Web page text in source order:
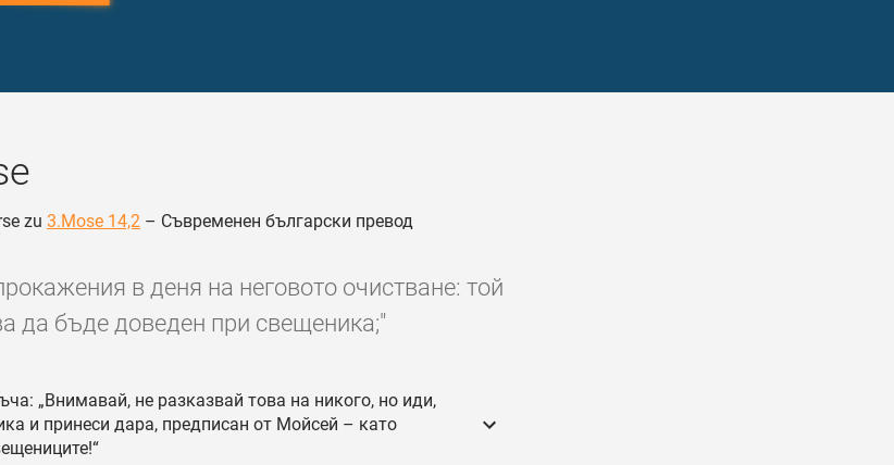
zu 3.Mose 14,2 – Съвременен български превод
в деня на неговото очистване: той
да бъде доведен при свещеника;"
„Внимавай, не разказвай това на никого, но иди,
и принеси дара, предписан от Мойсей – като